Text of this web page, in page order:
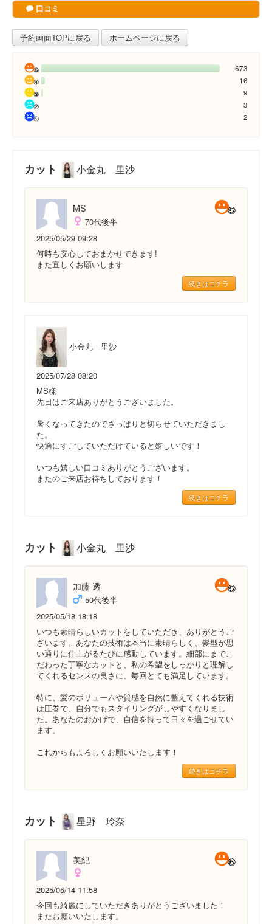
口コミ
予約画面TOPに戻る ホームページに戻る
673
16
9
3
2
カット 小金丸 里沙
MS
70代後半
2025/05/29 09:28
何時も安心しておまかせできます!
また宜しくお願いします
続きはコチラ
小金丸 里沙
2025/07/28 08:20
MS様
先日はご来店ありがとうございました。
暑くなってきたのでさっぱりと切らせていただきまし
た。
快適にすごしていただけていると嬉しいです！
いつも嬉しい口コミありがとうございます。
またのご来店お待ちしております！
続きはコチラ
カット 小金丸 里沙
加藤 透
50代後半
2025/05/18 18:18
いつも素晴らしいカットをしていただき、ありがとうご
ざいます。あなたの技術は本当に素晴らしく、髪型が思
い通りに仕上がるたびに感動しています。細部にまでこ
だわった丁寧なカットと、私の希望をしっかりと理解し
てくれるセンスの良さに、毎回とても満足しています。
特に、髪のボリュームや質感を自然に整えてくれる技術
は圧巻で、自分でもスタイリングがしやすくなりまし
た。あなたのおかげで、自信を持って日々を過ごせてい
ます。
これからもよろしくお願いいたします！
続きはコチラ
カット 星野 玲奈
美紀
2025/05/14 11:58
今回も綺麗にしていただきありがとうございました！
またお願いいたします。